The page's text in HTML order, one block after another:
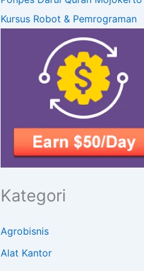
Kursus Robot & Pemrograman
Kategori
Agrobisnis
Alat Kantor